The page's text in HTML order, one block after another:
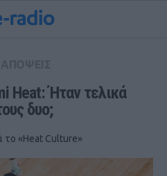
Heat: Ήταν τελικά
δυο;
το «Heat Culture»